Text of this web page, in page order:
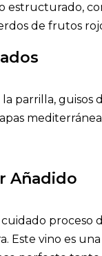
estructurado,
de frutos
la parrilla,
Añadido
proceso
Este vino es